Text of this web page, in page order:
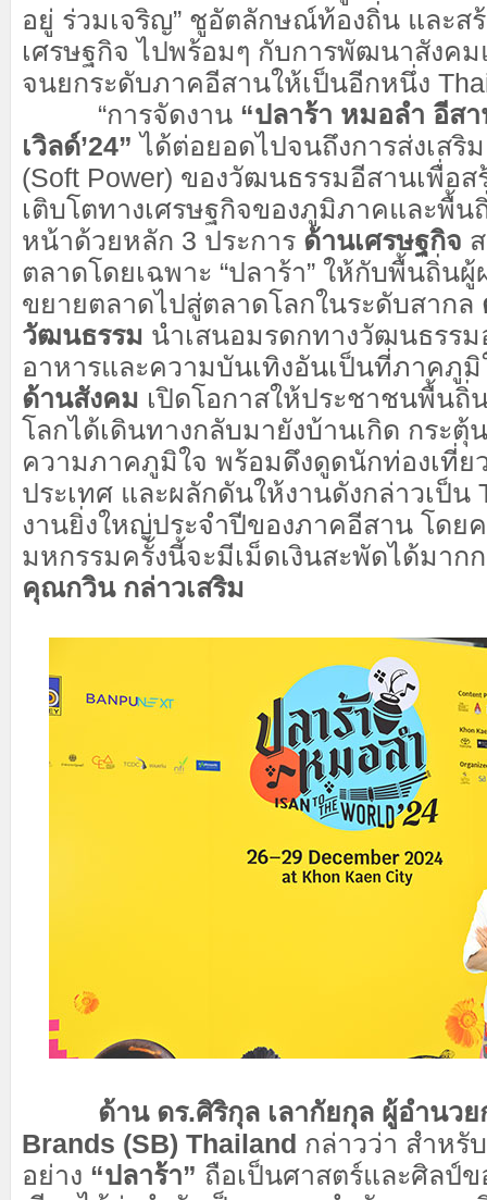
อยู่ ร่วมเจริญ” ชูอัตลักษณ์ท้องถิ่น และส
เศรษฐกิจ ไปพร้อมๆ กับการพัฒนาสังค
จนยกระดับภาคอีสานให้เป็นอีกหนึ่ง
“การจัดงาน “ปลาร้า หมอลำ อีส
เวิลด์’24”ได้ต่อยอดไปจนถึงการส่งเสริ
(Soft Power) ของวัฒนธรรมอีสานเพื่อส
เติบโตทางเศรษฐกิจของภูมิภาคและพื้น
หน้าด้วยหลัก 3 ประการ ด้านเศรษฐกิจ
ตลาดโดยเฉพาะ “ปลาร้า” ให้กับพื้นถิ่นผู้
ขยายตลาดไปสู่ตลาดโลกในระดับสากล
วัฒนธรรม นำเสนอมรดกทางวัฒนธรร
อาหารและความบันเทิงอันเป็นที่ภาคภู
ด้านสังคม เปิดโอกาสให้ประชาชนพื้น
โลกได้เดินทางกลับมายังบ้านเกิด กระตุ้
ความภาคภูมิใจ พร้อมดึงดูดนักท่องเที่ย
ประเทศ และผลักดันให้งานดังกล่าวเป็น
งานยิ่งใหญ่ประจำปีของภาคอีสาน โดย
มหกรรมครั้งนี้จะมีเม็ดเงินสะพัดได้มาก
คุณกวิน กล่าวเสริม
ด้าน ดร.ศิริกุล เลากัยกุล ผู้อำนวยก
Brands (SB) Thailand กล่าวว่า สำหรั
อย่าง “ปลาร้า” ถือเป็นศาสตร์และศิลป์